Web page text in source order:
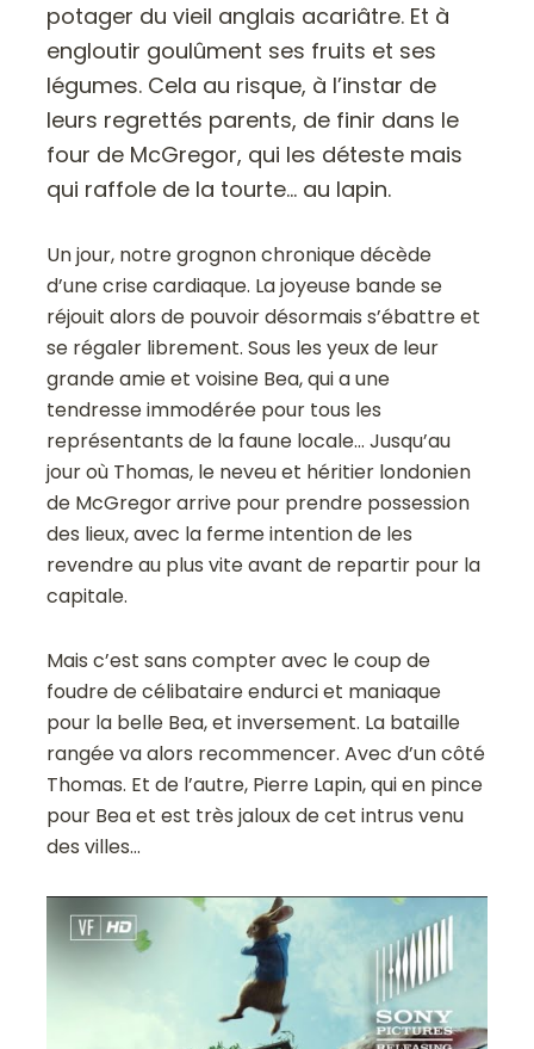
potager du vieil anglais acariâtre. Et à
engloutir goulûment ses fruits et ses
légumes. Cela au risque, à l’instar de
leurs regrettés parents, de finir dans le
four de McGregor, qui les déteste mais
qui raffole de la tourte… au lapin.
Un jour, notre grognon chronique décède
d’une crise cardiaque. La joyeuse bande se
réjouit alors de pouvoir désormais s’ébattre et
se régaler librement. Sous les yeux de leur
grande amie et voisine Bea, qui a une
tendresse immodérée pour tous les
représentants de la faune locale… Jusqu’au
jour où Thomas, le neveu et héritier londonien
de McGregor arrive pour prendre possession
des lieux, avec la ferme intention de les
revendre au plus vite avant de repartir pour la
capitale.
Mais c’est sans compter avec le coup de
foudre de célibataire endurci et maniaque
pour la belle Bea, et inversement. La bataille
rangée va alors recommencer. Avec d’un côté
Thomas. Et de l’autre, Pierre Lapin, qui en pince
pour Bea et est très jaloux de cet intrus venu
des villes…